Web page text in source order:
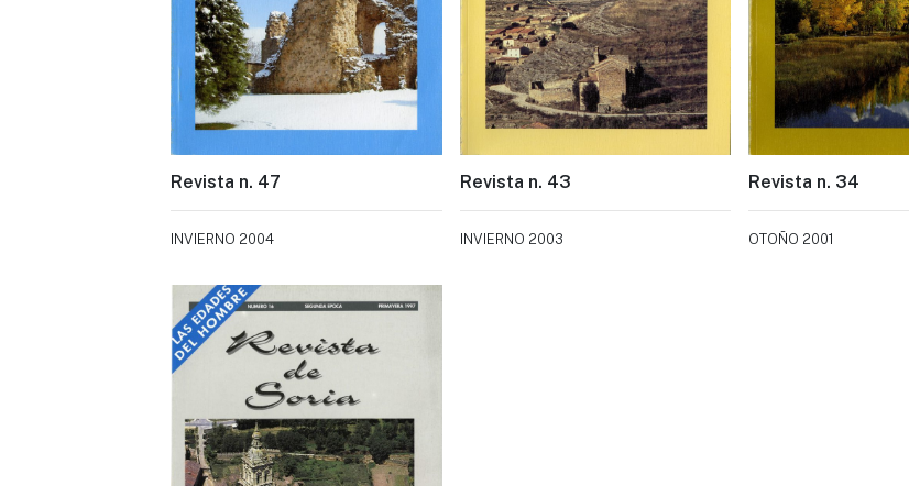
Revista n. 47
INVIERNO 2004
Revista n. 43
INVIERNO 2003
Revista n. 34
OTOÑO 2001